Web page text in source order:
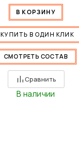
В КОРЗИНУ
КУПИТЬ В ОДИН КЛИК
СМОТРЕТЬ СОСТАВ
Сравнить
В наличии